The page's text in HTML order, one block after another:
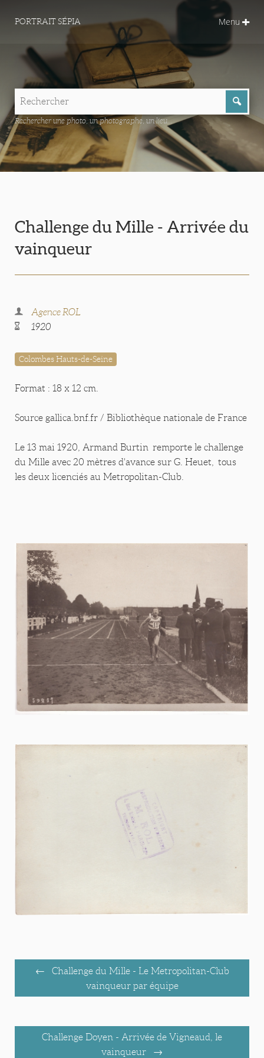
PORTRAIT SÉPIA Menu
Rechercher une photo, un photographe, un lieu...
Challenge du Mille - Arrivée du
vainqueur
Agence ROL
1920
Colombes Hauts-de-Seine
Format : 18 x 12 cm.
Source gallica.bnf.fr / Bibliothèque nationale de France
Le 13 mai 1920, Armand Burtin remporte le challenge
du Mille avec 20 mètres d'avance sur G. Heuet, tous
les deux licenciés au Metropolitan-Club.
Challenge du Mille - Le Metropolitan-Club
vainqueur par équipe
Challenge Doyen - Arrivée de Vigneaud, le
vainqueur